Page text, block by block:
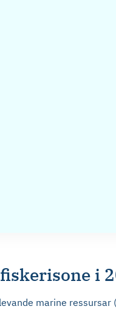
i
marine ressursar